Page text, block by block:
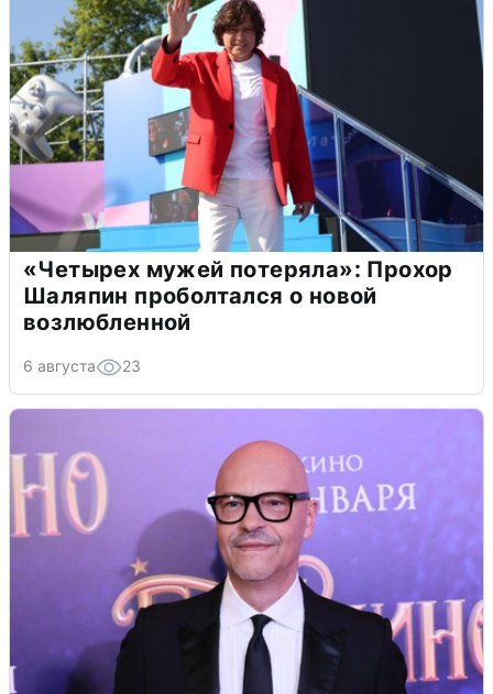
«Четырех мужей потеряла»: Прохор
Шаляпин проболтался о новой
возлюбленной
6 августа 23